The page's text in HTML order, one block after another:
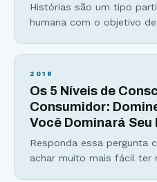
Histórias são um tipo
humana com o objetivo
famoso de história é a
já provou sua importância
2018
Os 5 Níveis de
Consumidor:
Você Dominará Seu
Responda essa pergunta
achar muito mais fácil ter